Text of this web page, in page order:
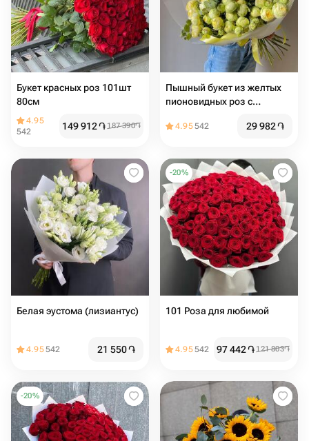
Букет красных роз 101шт
80см
4.95
542
149 912֏ 187 390֏
Пышный букет из желтых
пионовидных роз с
4.95542 29 982֏
Белая эустома (лизиантус)
4.95542 21 550֏
-20%
101 Роза для любимой
4.95542 97 442֏ 121 803֏
-20%